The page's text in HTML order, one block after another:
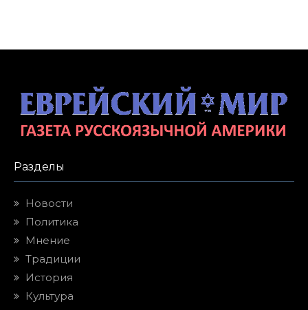
Разделы
Новости
Политика
Мнение
Традиции
История
Культура